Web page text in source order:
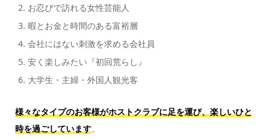
お忍びで訪れる女性芸能人
暇とお金と時間のある富裕層
会社にはない刺激を求める会社員
安く楽しみたい『初回荒らし』
大学生・主婦・外国人観光客
様々なタイプのお客様がホストクラブに足を運び、楽しいひと
時を過ごしています。